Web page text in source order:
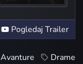
Pogledaj Trailer
Avanture Drame